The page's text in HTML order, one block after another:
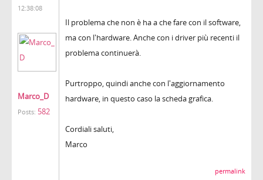
12:38:08
Marco_D
Posts: 582
Il problema che non è ha a che fare con il software,
ma con l'hardware. Anche con i driver più recenti il
problema continuerà.
Purtroppo, quindi anche con l'aggiornamento
hardware, in questo caso la scheda grafica.
Cordiali saluti,
Marco
permalink